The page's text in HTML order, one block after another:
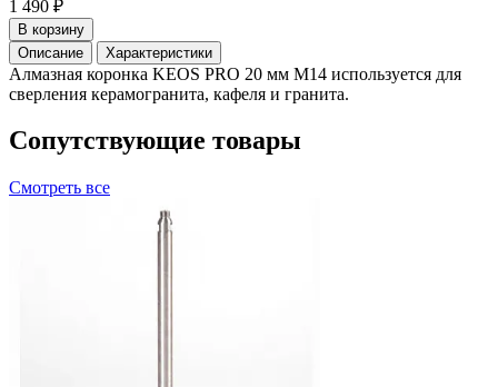
1 490 ₽
В корзину
Описание
Характеристики
Алмазная коронка KEOS PRO 20 мм M14 используется для
сверления керамогранита, кафеля и гранита.
Сопутствующие товары
Смотреть все